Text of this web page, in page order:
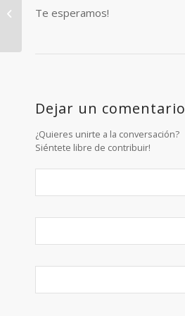
Te esperamos!
Dejar un comentario
¿Quieres unirte a la conversación?
Siéntete libre de contribuir!
20 de julio